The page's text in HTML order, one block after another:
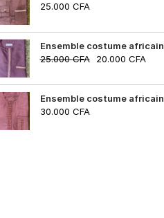
25.000 CFA
Ensemble costume africain
25.000CFA 20.000 CFA
Ensemble costume africain
30.000 CFA